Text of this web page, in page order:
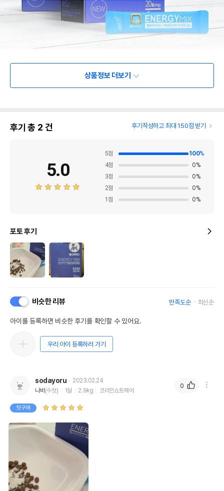
상품정보 더보기
후기 총 2 건 후기작성하고 최대 150점 받기
5.0
5점 100%
4점 0%
3점 0%
2점 0%
1 점 0%
포토 후기
비슷한 리뷰 만족도순 최신순
아이를 등록하면 비슷한 후기를 확인할 수 있어요.
우리 아이 등록하러 가기
sodayoru
2023.02.24
나비 (수컷) 1살 2.9kg 코리안쇼트헤어
첫구매
0